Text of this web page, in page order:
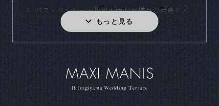
Ａ
バス・タクシー・福祉車両など様々な用途と人
数に合わせてご用意しております。
どの様なスタイルでも結婚式をご実施いただけ
ます。写真のみやお食事のない結婚式など、お